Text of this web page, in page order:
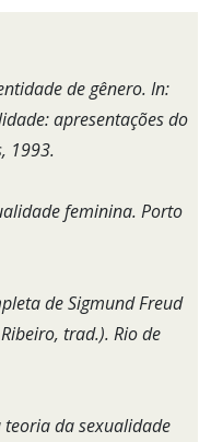
de gênero. In:
apresentações do
1993.
feminina. Porto
de Sigmund Freud
trad.). Rio de
teoria da sexualidade